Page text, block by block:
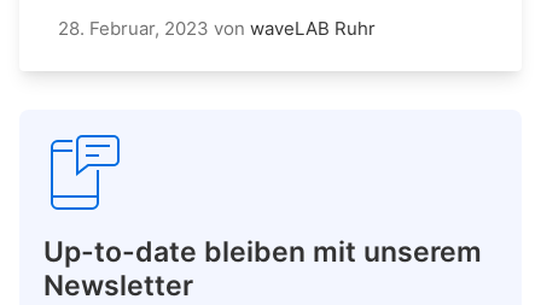
28. Februar, 2023 von waveLAB Ruhr
Up-to-date bleiben mit unserem
Newsletter